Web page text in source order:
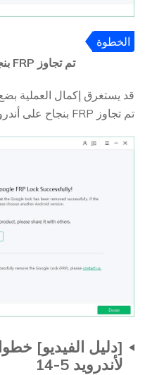
الخطوة
تم تجاوز FRP بنجاح على أندرويد
قد يستغرق إكمال العملية
تم تجاوز FRP بنجاح على أندرويد 14.
لأندرويد 5-14